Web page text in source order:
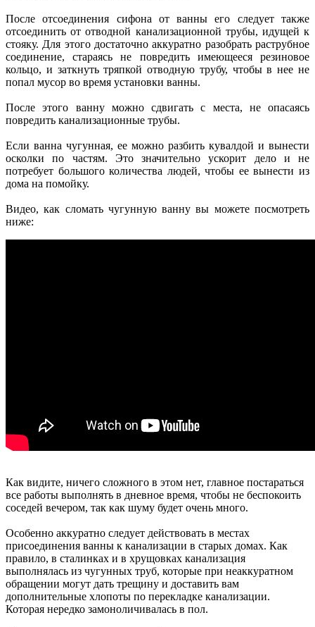
После отсоединения сифона от ванны его следует также
отсоединить от отводной канализационной трубы, идущей к
стояку. Для этого достаточно аккуратно разобрать раструбное
соединение, стараясь не повредить имеющееся резиновое
кольцо, и заткнуть тряпкой отводную трубу, чтобы в нее не
попал мусор во время установки ванны.
После этого ванну можно сдвигать с места, не опасаясь
повредить канализационные трубы.
Если ванна чугунная, ее можно разбить кувалдой и вынести
осколки по частям. Это значительно ускорит дело и не
потребует большого количества людей, чтобы ее вынести из
дома на помойку.
Видео, как сломать чугунную ванну вы можете посмотреть
ниже:
Как видите, ничего сложного в этом нет, главное постараться
все работы выполнять в дневное время, чтобы не беспокоить
соседей вечером, так как шуму будет очень много.
Особенно аккуратно следует действовать в местах
присоединения ванны к канализации в старых домах. Как
правило, в сталинках и в хрущовках канализация
выполнялась из чугунных труб, которые при неаккуратном
обращении могут дать трещину и доставить вам
дополнительные хлопоты по перекладке канализации.
Которая нередко замоноличивалась в пол.